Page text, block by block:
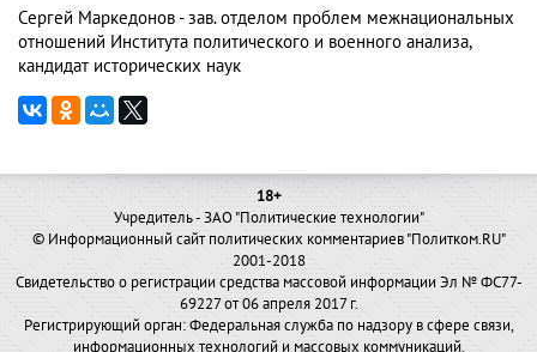
Сергей Маркедонов - зав. отделом проблем межнациональных
отношений Института политического и военного анализа,
кандидат исторических наук
18+
Учредитель - ЗАО "Политические технологии"
© Информационный сайт политических комментариев "Политком.RU"
2001-2018
Свидетельство о регистрации средства массовой информации Эл № ФС77-
69227 от 06 апреля 2017 г.
Регистрирующий орган: Федеральная служба по надзору в сфере связи,
информационных технологий и массовых коммуникаций.